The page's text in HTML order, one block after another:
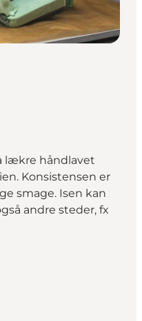
lækre håndlavet
Konsistensen er
smage. Isen kan
andre steder, fx
on_map